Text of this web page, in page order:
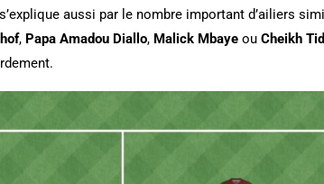
aussi par le nombre important d’ailiers
, Papa Amadou Diallo, Malick Mbaye ou Cheikh